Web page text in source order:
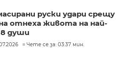
руски удари срещу
отнеха живота на най-
души
Чете се за: 03:37 мин.